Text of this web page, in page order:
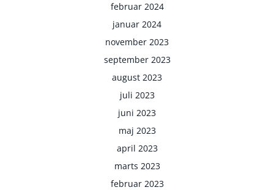
februar 2024
januar 2024
november 2023
september 2023
august 2023
juli 2023
juni 2023
maj 2023
april 2023
marts 2023
februar 2023